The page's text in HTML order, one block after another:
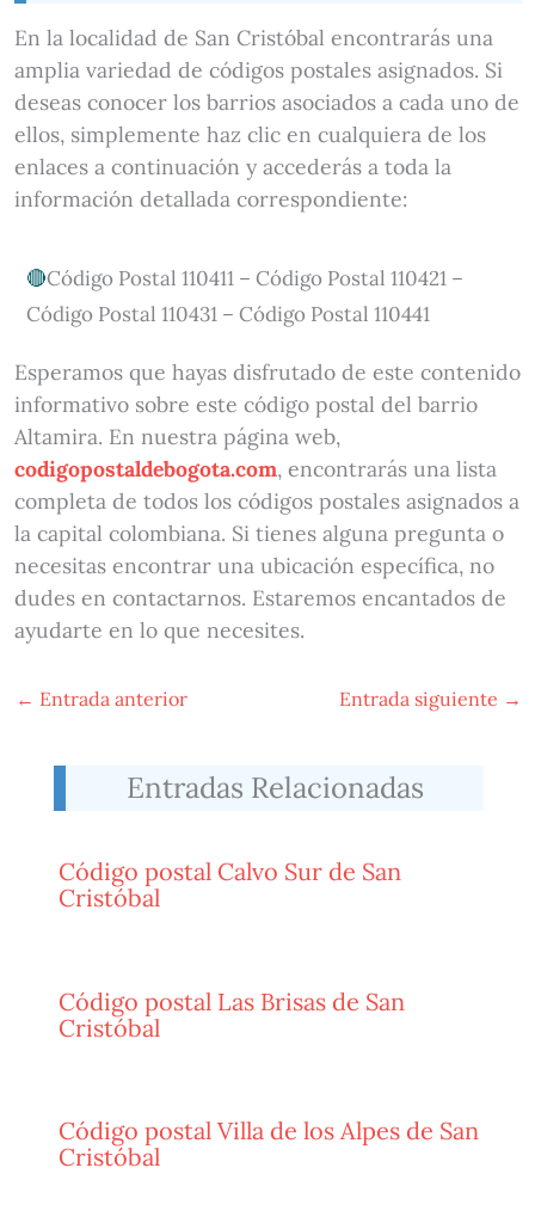
En la localidad de San Cristóbal encontrarás una
amplia variedad de códigos postales asignados. Si
deseas conocer los barrios asociados a cada uno de
ellos, simplemente haz clic en cualquiera de los
enlaces a continuación y accederás a toda la
información detallada correspondiente:
Código Postal 110411 – Código Postal 110421 –
Código Postal 110431 – Código Postal 110441
Esperamos que hayas disfrutado de este contenido
informativo sobre este código postal del barrio
Altamira. En nuestra página web,
codigopostaldebogota.com, encontrarás una lista
completa de todos los códigos postales asignados a
la capital colombiana. Si tienes alguna pregunta o
necesitas encontrar una ubicación específica, no
dudes en contactarnos. Estaremos encantados de
ayudarte en lo que necesites.
← Entrada anterior Entrada siguiente →
Entradas Relacionadas
Código postal Calvo Sur de San
Cristóbal
Código postal Las Brisas de San
Cristóbal
Código postal Villa de los Alpes de San
Cristóbal